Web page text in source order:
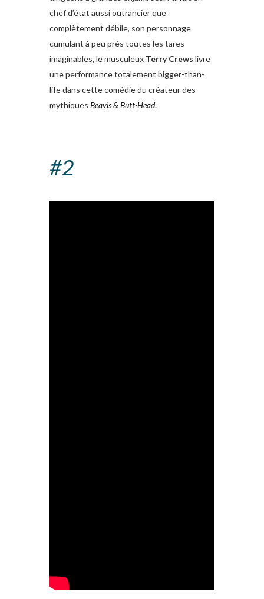
chef d’état aussi outrancier que
complètement débile, son personnage
cumulant à peu près toutes les tares
imaginables, le musculeux Terry Crews livre
une performance totalement bigger-than-
life dans cette comédie du créateur des
mythiques Beavis & Butt-Head.
#2